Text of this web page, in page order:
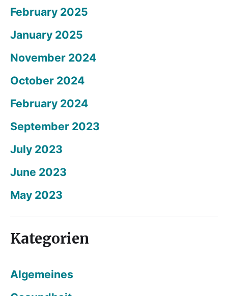
February 2025
January 2025
November 2024
October 2024
February 2024
September 2023
July 2023
June 2023
May 2023
Kategorien
Algemeines